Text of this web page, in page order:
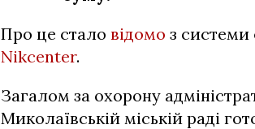
Про це стало відомо з системи
Nikcenter.
Загалом за охорону
Миколаївській міській раді